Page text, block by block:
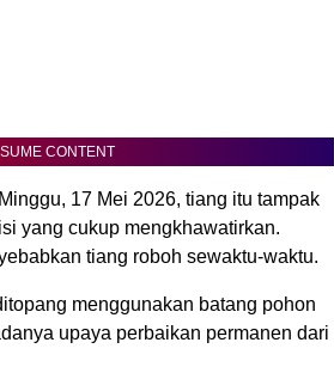
CONTENT
17 Mei 2026, tiang itu tampak
yang cukup mengkhawatirkan.
tiang roboh sewaktu-waktu.
menggunakan batang pohon
upaya perbaikan permanen dari